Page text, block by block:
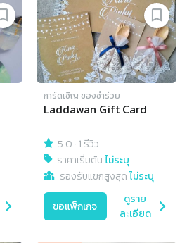
การ์ดเชิญ​ ของชำร่วย
Laddawan Gift Card
5.0 ·1 รีวิว
ราคาเริ่มต้นไม่ระบุ
รองรับแขกสูงสุดไม่ระบุ
ขอแพ็กเกจ
ดูราย
ละเอียด